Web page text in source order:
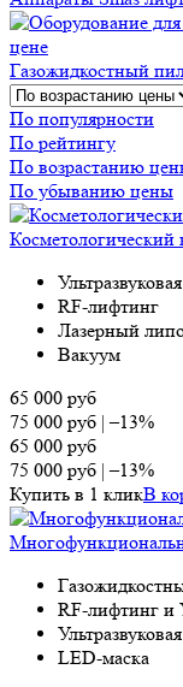
Газожидкостный
По популярности
По рейтингу
По возрастанию
По убыванию цены
RF-лифтинг
Лазерный
Вакуум
65 000 руб
75 000 руб |–13%
65 000 руб
75 000 руб |–13%
Купить в 1 кликВ
RF-лифтинг и
LED-маска